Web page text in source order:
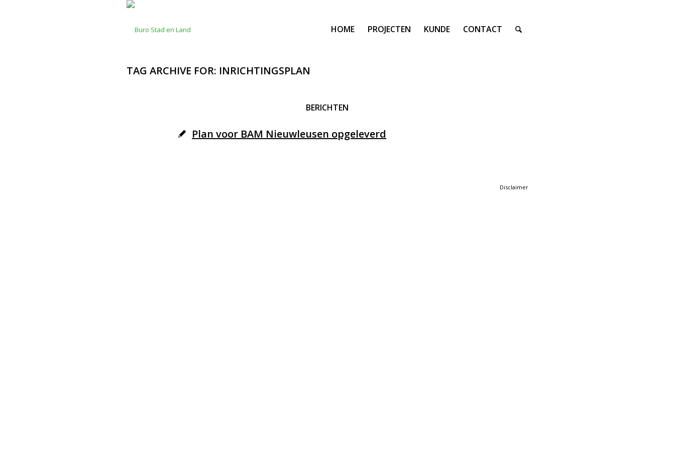
HOME PROJECTEN KUNDE CONTACT
TAG ARCHIVE FOR: INRICHTINGSPLAN
BERICHTEN
Plan voor BAM Nieuwleusen opgeleverd
Disclaimer